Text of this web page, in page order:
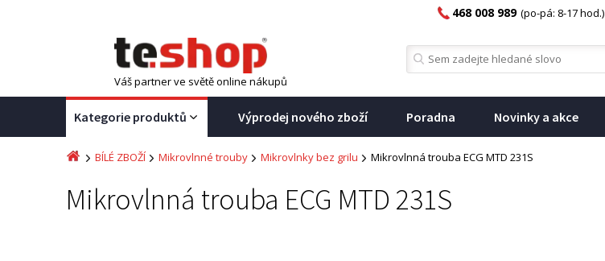
468 008 989 (po-pá: 8-17 hod.)
Váš partner ve světě online nákupů
Kategorie produktů Výprodej nového zboží Poradna Novinky a akce
BÍLÉ ZBOŽÍ Mikrovlnné trouby Mikrovlnky bez grilu Mikrovlnná trouba ECG MTD 231S
Mikrovlnná trouba ECG MTD 231S